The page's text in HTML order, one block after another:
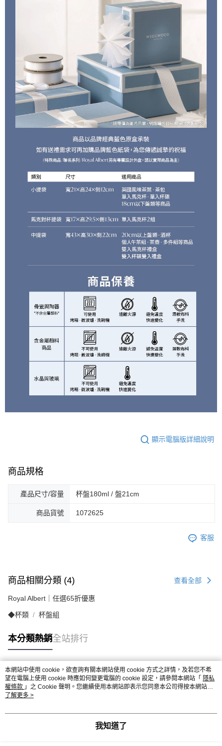
顯示電腦版詳細說明
商品規格
產品尺寸/容量 杯盤180ml / 盤21cm
商品貨號 1072625
客服
商品相關分類 (4) 查看全部
Royal Albert｜任選65折優惠
◆杯類 杯盤組
本分類熱銷全站排行
熱門標籤
本網站中使用 cookie，欲查詢有關本網站使用 cookie 方式之詳情，及若您不希
望在電腦上使用 cookie 時應如何變更電腦的 cookie 設定，請參閱本網站「 隱私
權條款 」之 Cookie 聲明。您繼續使用本網站即表示您同意本公司得按本網站使
用條款之 Cookie 聲明使用 cookie。
了解更多 >
我知道了